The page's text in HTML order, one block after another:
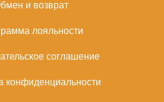
и возврат
лояльности
соглашение
конфиденциальности